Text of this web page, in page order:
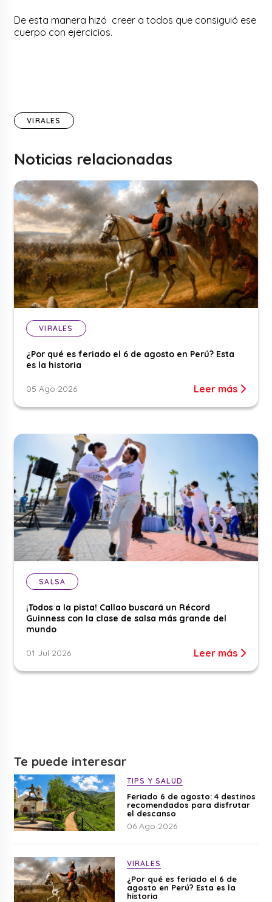
De esta manera hizó creer a todos que consiguió ese
cuerpo con ejercicios.
VIRALES
Noticias relacionadas
VIRALES
¿Por qué es feriado el 6 de agosto en Perú? Esta
es la historia
05 Ago 2026 Leer más
SALSA
¡Todos a la pista! Callao buscará un Récord
Guinness con la clase de salsa más grande del
mundo
01 Jul 2026 Leer más
Te puede interesar
TIPS Y SALUD
Feriado 6 de agosto: 4 destinos
recomendados para disfrutar
el descanso
06 Ago 2026
VIRALES
¿Por qué es feriado el 6 de
agosto en Perú? Esta es la
historia